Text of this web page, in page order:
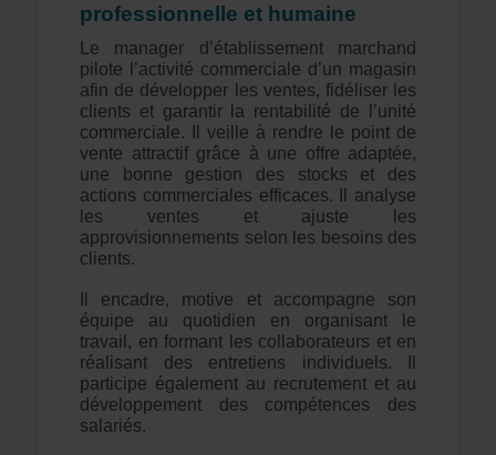
professionnelle et humaine
Le manager d’établissement marchand
pilote l’activité commerciale d’un magasin
afin de développer les ventes, fidéliser les
clients et garantir la rentabilité de l’unité
commerciale. Il veille à rendre le point de
vente attractif grâce à une offre adaptée,
une bonne gestion des stocks et des
actions commerciales efficaces. Il analyse
les ventes et ajuste les
approvisionnements selon les besoins des
clients.
Il encadre, motive et accompagne son
équipe au quotidien en organisant le
travail, en formant les collaborateurs et en
réalisant des entretiens individuels. Il
participe également au recrutement et au
développement des compétences des
salariés.